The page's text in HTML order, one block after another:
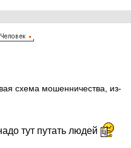
схема мошенничества, из-
тут путать людей